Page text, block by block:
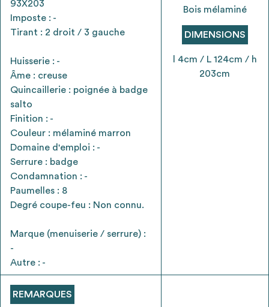
envisageables
* Attention, l’ajout des matériaux à sa liste et son envoi ne
vaut aucunement réservation.
voirFAQ
93X203
Imposte : -
Tirant : 2 droit / 3 gauche
Huisserie : -
Âme : creuse
Quincaillerie : poignée à badge
salto
Finition : -
Couleur : mélaminé marron
Domaine d'emploi : -
Serrure : badge
Condamnation : -
Paumelles : 8
Degré coupe-feu : Non connu.
Marque (menuiserie / serrure) :
-
Autre : -
REMARQUES
Bois mélaminé
DIMENSIONS
l 4cm / L 124cm / h
203cm